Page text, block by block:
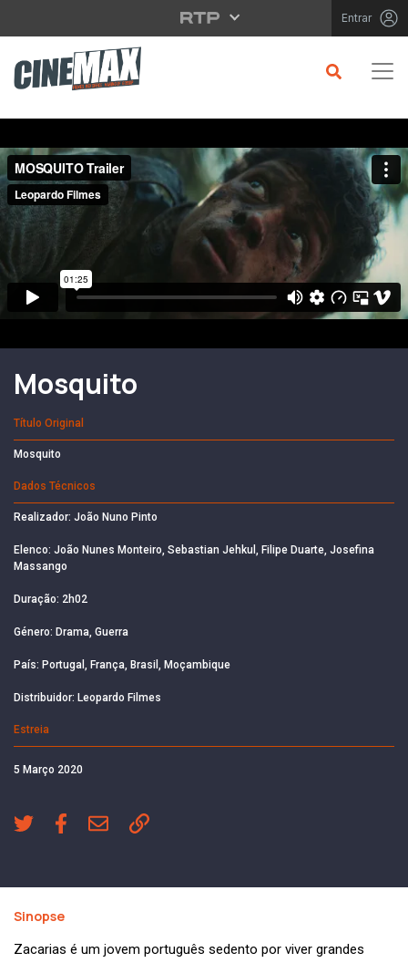
Saltar para o conteúdo principal Entrar
Filme em Cartaz
Mosquito
Título Original
Mosquito
Dados Técnicos
Realizador: João Nuno Pinto
Elenco: João Nunes Monteiro, Sebastian Jehkul, Filipe Duarte, Josefina
Massango
Duração: 2h02
Género: Drama, Guerra
País: Portugal, França, Brasil, Moçambique
Distribuidor: Leopardo Filmes
Estreia
5 Março 2020
Sinopse
Zacarias é um jovem português sedento por viver grandes